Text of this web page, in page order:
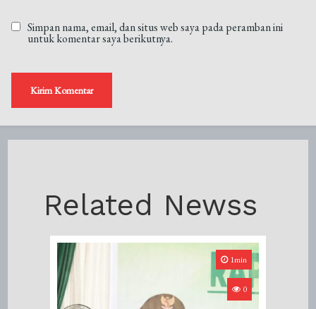
Simpan nama, email, dan situs web saya pada peramban ini
untuk komentar saya berikutnya.
Related Newss
1min
0